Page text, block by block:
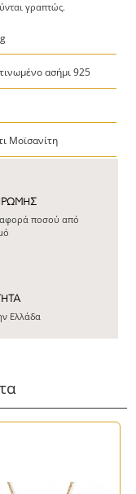
γραπτώς.
ασήμι 925
Μοϊσανίτη
ποσού από
Ελλάδα